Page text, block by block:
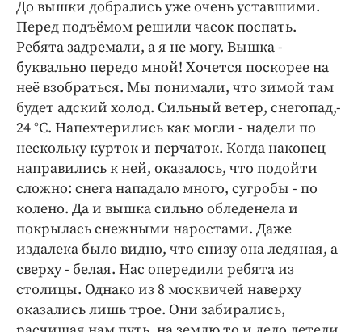
До вышки добрались уже очень уставшими.
Перед подъёмом решили часок поспать.
Ребята задремали, а я не могу. Вышка -
буквально передо мной! Хочется поскорее на
неё взобраться. Мы понимали, что зимой там
будет адский холод. Сильный ветер, снегопад,-
24 °C. Напехтерились как могли - надели по
нескольку курток и перчаток. Когда наконец
направились к ней, оказалось, что подойти
сложно: снега нападало много, сугробы - по
колено. Да и вышка сильно обледенела и
покрылась снежными наростами. Даже
издалека было видно, что снизу она ледяная, а
сверху - белая. Нас опередили ребята из
столицы. Однако из 8 москвичей наверху
оказались лишь трое. Они забирались,